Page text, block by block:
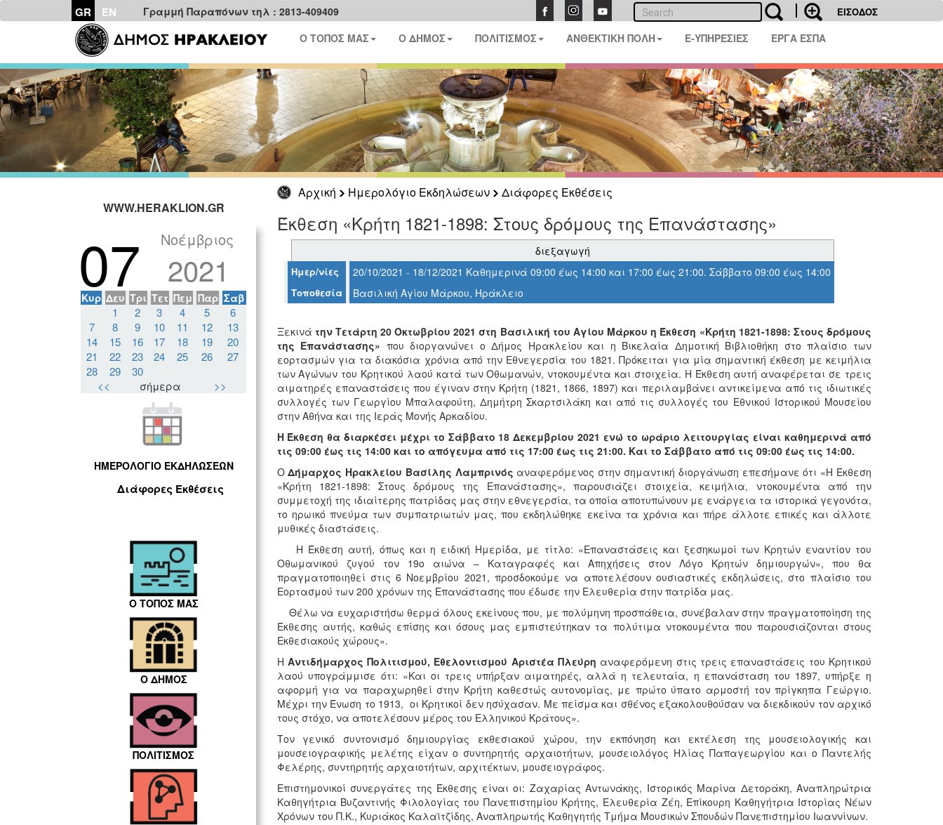
GR EN Γραμμή Παραπόνων τηλ : 2813-409409 ΕΙΣΟΔΟΣ
Ο ΤΟΠΟΣ ΜΑΣ Ο ΔΗΜΟΣ ΠΟΛΙΤΙΣΜΟΣ ΑΝΘΕΚΤΙΚΗ ΠΟΛΗ E-ΥΠΗΡΕΣΙΕΣ ΕΡΓΑ ΕΣΠΑ
Αρχική Ημερολόγιο Εκδηλώσεων
Διάφορες Εκθέσεις
WWW.HERAKLION.GR
07 Νοέμβριος
2021
Κυρ Δευ Τρι Τετ Πεμ Παρ Σαβ
1 2 3 4 5
6
7
8 9 10 11 12
13
14
15 16 17 18 19
20
21
22 23 24 25 26
27
28
29
30
<<
σήμερα >>
ΗΜΕΡΟΛΟΓΙΟ ΕΚΔΗΛΩΣΕΩΝ
Διάφορες Εκθέσεις
Ο ΤΟΠΟΣ ΜΑΣ
Ο ΔΗΜΟΣ
ΠΟΛΙΤΙΣΜΟΣ
Έκθεση «Κρήτη 1821-1898: Στους δρόμους της Επανάστασης»
διεξαγωγή
Ημερ/νίες 20/10/2021 - 18/12/2021 Καθημερινά 09:00 έως 14:00 και 17:00 έως 21:00. Σάββατο 09:00 έως 14:00
Τοποθεσία Βασιλική Αγίου Μάρκου, Ηράκλειο
Ξεκινά την Τετάρτη 20 Οκτωβρίου 2021 στη Βασιλική του Αγίου Μάρκου η Έκθεση «Κρήτη 1821-1898: Στους δρόμους
της Επανάστασης» που διοργανώνει ο Δήμος Ηρακλείου και η Βικελαία Δημοτική Βιβλιοθήκη στο πλαίσιο των
εορτασμών για τα διακόσια χρόνια από την Εθνεγερσία του 1821. Πρόκειται για μία σημαντική έκθεση με κειμήλια
των Αγώνων του Κρητικού λαού κατά των Οθωμανών, ντοκουμέντα και στοιχεία. Η Έκθεση αυτή αναφέρεται σε τρεις
αιματηρές επαναστάσεις που έγιναν στην Κρήτη (1821, 1866, 1897) και περιλαμβάνει αντικείμενα από τις ιδιωτικές
συλλογές των Γεωργίου Μπαλαφούτη, Δημήτρη Σκαρτσιλάκη και από τις συλλογές του Εθνικού Ιστορικού Μουσείου
στην Αθήνα και της Ιεράς Μονής Αρκαδίου.
Η Έκθεση θα διαρκέσει μέχρι το Σάββατο 18 Δεκεμβρίου 2021 ενώ το ωράριο λειτουργίας είναι καθημερινά από
τις 09:00 έως τις 14:00 και το απόγευμα από τις 17:00 έως τις 21:00. Και το Σάββατο από τις 09:00 έως τις 14:00.
ΟΔήμαρχος Ηρακλείου Βασίλης Λαμπρινός αναφερόμενος στην σημαντική διοργάνωση επεσήμανε ότι «Η Έκθεση
«Κρήτη 1821-1898: Στους δρόμους της Επανάστασης», παρουσιάζει στοιχεία, κειμήλια, ντοκουμέντα από την
συμμετοχή της ιδιαίτερης πατρίδας μας στην εθνεγερσία, τα οποία αποτυπώνουν με ενάργεια τα ιστορικά γεγονότα,
το ηρωικό πνεύμα των συμπατριωτών μας, που εκδηλώθηκε εκείνα τα χρόνια και πήρε άλλοτε επικές και άλλοτε
μυθικές διαστάσεις.
Η Έκθεση αυτή, όπως και η ειδική Ημερίδα, με τίτλο: «Επαναστάσεις και ξεσηκωμοί των Κρητών εναντίον του
Οθωμανικού ζυγού τον 19ο αιώνα – Καταγραφές και Απηχήσεις στον Λόγο Κρητών δημιουργών», που θα
πραγματοποιηθεί στις 6 Νοεμβρίου 2021, προσδοκούμε να αποτελέσουν ουσιαστικές εκδηλώσεις, στο πλαίσιο του
Εορτασμού των 200 χρόνων της Επανάστασης που έδωσε την Ελευθερία στην πατρίδα μας.
Θέλω να ευχαριστήσω θερμά όλους εκείνους που, με πολύμηνη προσπάθεια, συνέβαλαν στην πραγματοποίηση της
Έκθεσης αυτής, καθώς επίσης και όσους μας εμπιστεύτηκαν τα πολύτιμα ντοκουμέντα που παρουσιάζονται στους
Εκθεσιακούς χώρους».
Η Αντιδήμαρχος Πολιτισμού, Εθελοντισμού Αριστέα Πλεύρη αναφερόμενη στις τρεις επαναστάσεις του Κρητικού
λαού υπογράμμισε ότι: «Και οι τρεις υπήρξαν αιματηρές, αλλά η τελευταία, η επανάσταση του 1897, υπήρξε η
αφορμή για να παραχωρηθεί στην Κρήτη καθεστώς αυτονομίας, με πρώτο ύπατο αρμοστή τον πρίγκηπα Γεώργιο.
Μέχρι την Ένωση το 1913, οι Κρητικοί δεν ησύχασαν. Με πείσμα και σθένος εξακολουθούσαν να διεκδικούν τον αρχικό
τους στόχο, να αποτελέσουν μέρος του Ελληνικού Κράτους».
Τον γενικό συντονισμό δημιουργίας εκθεσιακού χώρου, την εκπόνηση και εκτέλεση της μουσειολογικής και
μουσειογραφικής μελέτης είχαν ο συντηρητής αρχαιοτήτων, μουσειολόγος Ηλίας Παπαγεωργίου και ο Παντελής
Φελέρης, συντηρητής αρχαιοτήτων, αρχιτέκτων, μουσειογράφος.
Επιστημονικοί συνεργάτες της Έκθεσης είναι οι: Ζαχαρίας Αντωνάκης, Ιστορικός Μαρίνα Δετοράκη, Αναπληρώτρια
Καθηγήτρια Βυζαντινής Φιλολογίας του Πανεπιστημίου Κρήτης, Ελευθερία Ζέη, Επίκουρη Καθηγήτρια Ιστορίας Νέων
Χρόνων του Π.Κ., Κυριάκος Καλαϊτζίδης, Αναπληρωτής Καθηγητής Τμήμα Μουσικών Σπουδών Πανεπιστημίου Ιωαννίνων.